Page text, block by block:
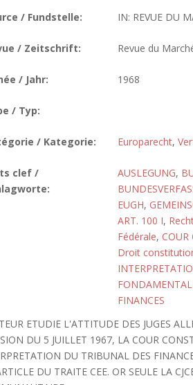
/ Fundstelle: IN: REVUE DU
/ Zeitschrift: Revue du
/ Jahr: 1968
/ Typ:
/ Kategorie: Europarecht,
clef /
AUSLEGUNG,
EUGH,
ART. 100 I,
Fédérale,
Droit
FINANCES
ETUDIE L'ATTITUDE DES JUGES
DU 5 JUILLET 1967, LA COUR
DU TRIBUNAL DES
DU TRAITE CEE. OR SEULE LA